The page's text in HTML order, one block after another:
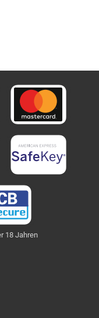
18 Jahren